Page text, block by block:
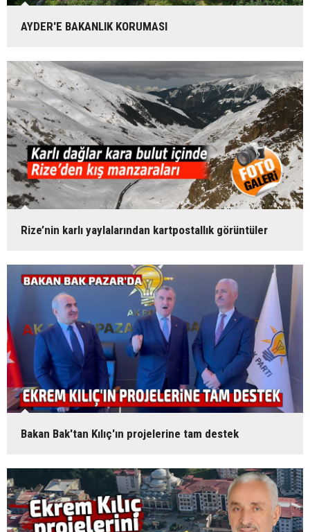
AYDER'E BAKANLIK KORUMASI
Rize’nin karlı yaylalarından kartpostallık görüntüler
Bakan Bak'tan Kılıç'ın projelerine tam destek